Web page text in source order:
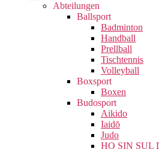
Abteilungen
Ballsport
Badminton
Handball
Prellball
Tischtennis
Volleyball
Boxsport
Boxen
Budosport
Aikido
Iaidō
Judo
HO SIN SUL